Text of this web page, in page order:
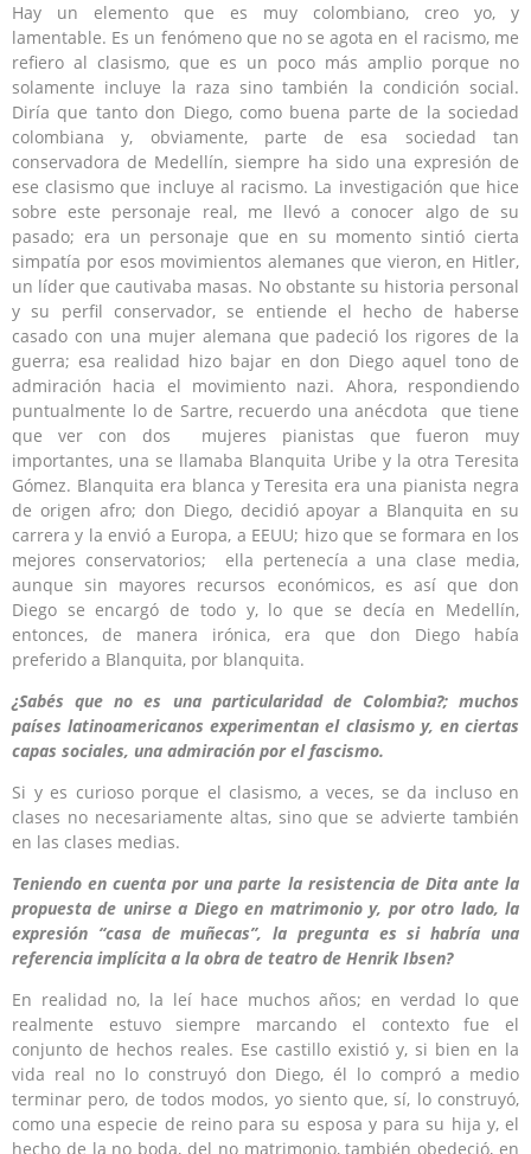
Hay un elemento que es muy colombiano, creo yo, y
lamentable. Es un fenómeno que no se agota en el racismo, me
refiero al clasismo, que es un poco más amplio porque no
solamente incluye la raza sino también la condición social.
Diría que tanto don Diego, como buena parte de la sociedad
colombiana y, obviamente, parte de esa sociedad tan
conservadora de Medellín, siempre ha sido una expresión de
ese clasismo que incluye al racismo. La investigación que hice
sobre este personaje real, me llevó a conocer algo de su
pasado; era un personaje que en su momento sintió cierta
simpatía por esos movimientos alemanes que vieron, en Hitler,
un líder que cautivaba masas. No obstante su historia personal
y su perfil conservador, se entiende el hecho de haberse
casado con una mujer alemana que padeció los rigores de la
guerra; esa realidad hizo bajar en don Diego aquel tono de
admiración hacia el movimiento nazi. Ahora, respondiendo
puntualmente lo de Sartre, recuerdo una anécdota que tiene
que ver con dos mujeres pianistas que fueron muy
importantes, una se llamaba Blanquita Uribe y la otra Teresita
Gómez. Blanquita era blanca y Teresita era una pianista negra
de origen afro; don Diego, decidió apoyar a Blanquita en su
carrera y la envió a Europa, a EEUU; hizo que se formara en los
mejores conservatorios; ella pertenecía a una clase media,
aunque sin mayores recursos económicos, es así que don
Diego se encargó de todo y, lo que se decía en Medellín,
entonces, de manera irónica, era que don Diego había
preferido a Blanquita, por blanquita.
¿Sabés que no es una particularidad de Colombia?; muchos
países latinoamericanos experimentan el clasismo y, en ciertas
capas sociales, una admiración por el fascismo.
Si y es curioso porque el clasismo, a veces, se da incluso en
clases no necesariamente altas, sino que se advierte también
en las clases medias.
Teniendo en cuenta por una parte la resistencia de Dita ante la
propuesta de unirse a Diego en matrimonio y, por otro lado, la
expresión “casa de muñecas”, la pregunta es si habría una
referencia implícita a la obra de teatro de Henrik Ibsen?
En realidad no, la leí hace muchos años; en verdad lo que
realmente estuvo siempre marcando el contexto fue el
conjunto de hechos reales. Ese castillo existió y, si bien en la
vida real no lo construyó don Diego, él lo compró a medio
terminar pero, de todos modos, yo siento que, sí, lo construyó,
como una especie de reino para su esposa y para su hija y, el
hecho de la no boda, del no matrimonio, también obedeció, en